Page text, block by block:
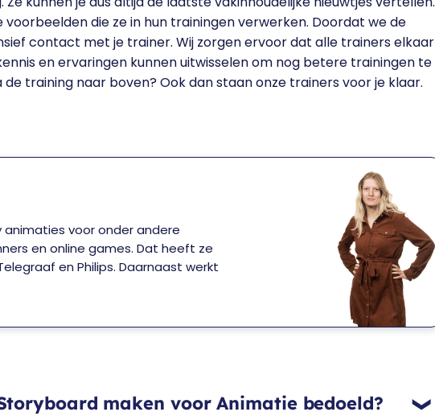
die ze in hun trainingen verwerken. Doordat we de
contact met je trainer. Wij zorgen ervoor dat alle trainers elkaar
en ervaringen kunnen uitwisselen om nog betere trainingen te
training naar boven? Ook dan staan onze trainers voor je klaar.
voor onder andere
en online games. Dat heeft ze
en Philips. Daarnaast werkt
Al haar kennis en best
maken voor Animatie bedoeld?